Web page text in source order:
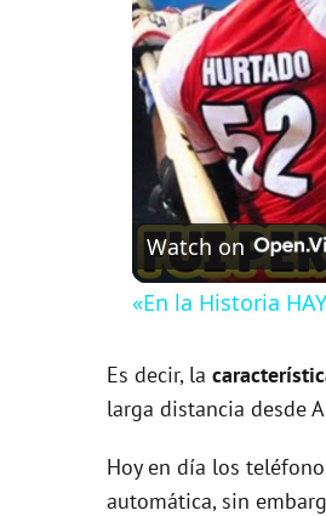
Watch on
«En la Historia
Es decir, la
larga distancia desde
Hoy en día los
automática, sin